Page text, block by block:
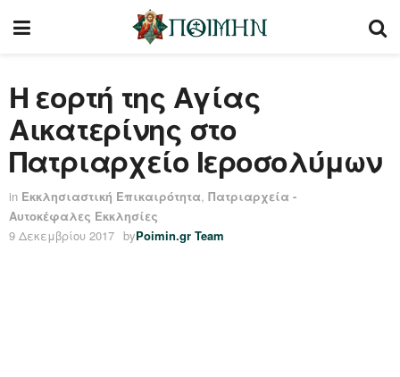
Η εορτή της Αγίας
Αικατερίνης στο
Πατριαρχείο Ιεροσολύμων
in Εκκλησιαστική Επικαιρότητα, Πατριαρχεία -
Αυτοκέφαλες Εκκλησίες
9 Δεκεμβρίου 2017 byPoimin.gr Team